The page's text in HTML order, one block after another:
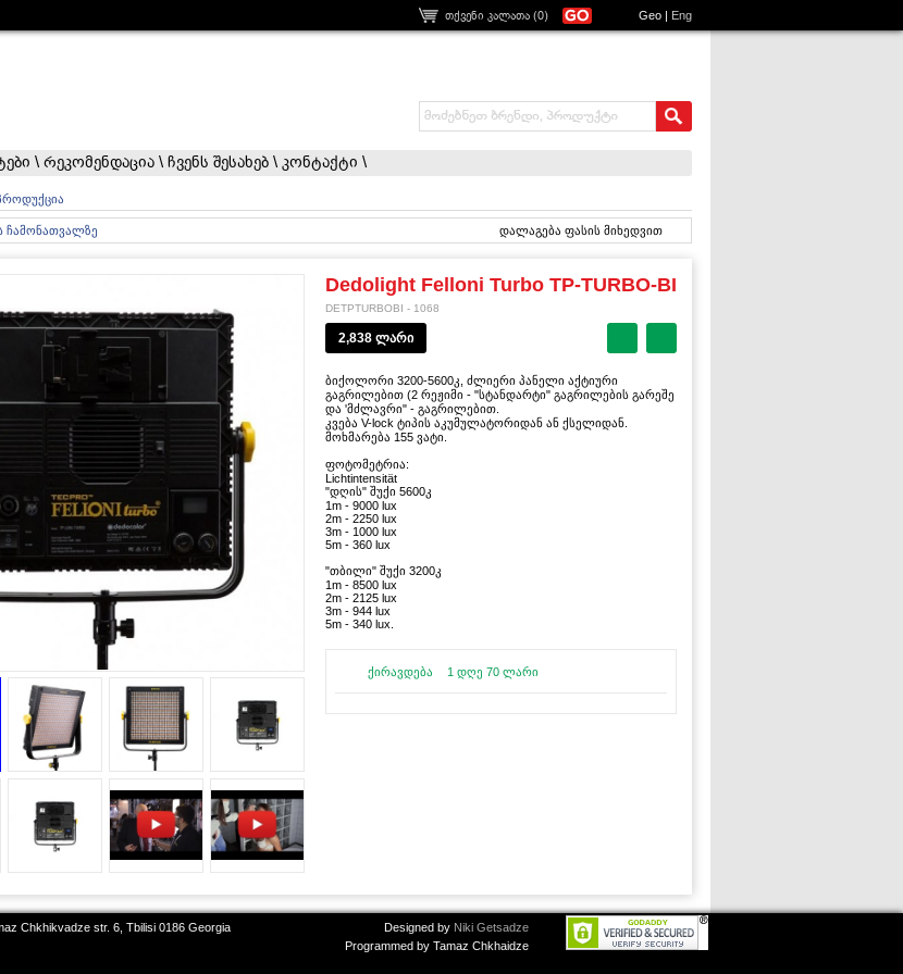
თქვენი კალათა (0) Geo | Eng
\ რეკომენდაცია \ ჩვენს შესახებ \ კონტაქტი \
ჩამონათვალზე დალაგება ფასის მიხედვით
Dedolight Felloni Turbo TP-TURBO-BI
DETPTURBOBI - 1068
2,838 ლარი
ბიქოლორი 3200-5600კ, ძლიერი პანელი აქტიური
გაგრილებით (2 რეჟიმი - "სტანდარტი" გაგრილების გარეშე
და 'მძლავრი" - გაგრილებით.
კვება V-lock ტიპის აკუმულატორიდან ან ქსელიდან.
მოხმარება 155 ვატი.
ფოტომეტრია:
Lichtintensität
"დღის" შუქი 5600კ
1m - 9000 lux
2m - 2250 lux
3m - 1000 lux
5m - 360 lux
"თბილი" შუქი 3200კ
1m - 8500 lux
2m - 2125 lux
3m - 944 lux
5m - 340 lux.
ქირავდება 1 დღე 70 ლარი
Designed by Niki Getsadze
Chkhikvadze str. 6, Tbilisi 0186 Georgia
Programmed by Tamaz Chkhaidze